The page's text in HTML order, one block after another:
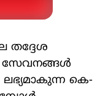
തദ്ദേശ
സേവനങ്ങള്‍
കെ-